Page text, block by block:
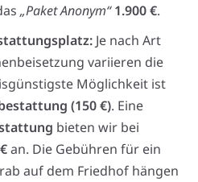
„Paket Anonym“ 1.900 €.
Je nach Art
variieren die
Möglichkeit ist
(150 €). Eine
bieten wir bei
an. Die Gebühren für ein
auf dem Friedhof hängen